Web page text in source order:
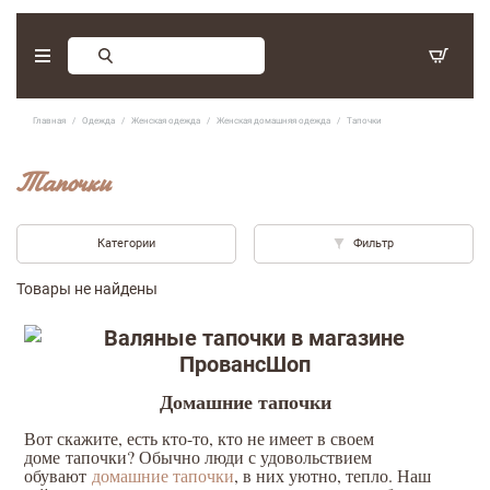
Главная Одежда Женская одежда Женская домашняя одежда Тапочки
Тапочки
Категории Фильтр
Товары не найдены
Домашние тапочки
Вот скажите, есть кто-то, кто не имеет в своем
доме тапочки? Обычно люди с удовольствием
обувают домашние тапочки, в них уютно, тепло. Наш
Заказ обратного звонка
(097) 416-90-33
(066) 339-07-15
Оставить отзыв